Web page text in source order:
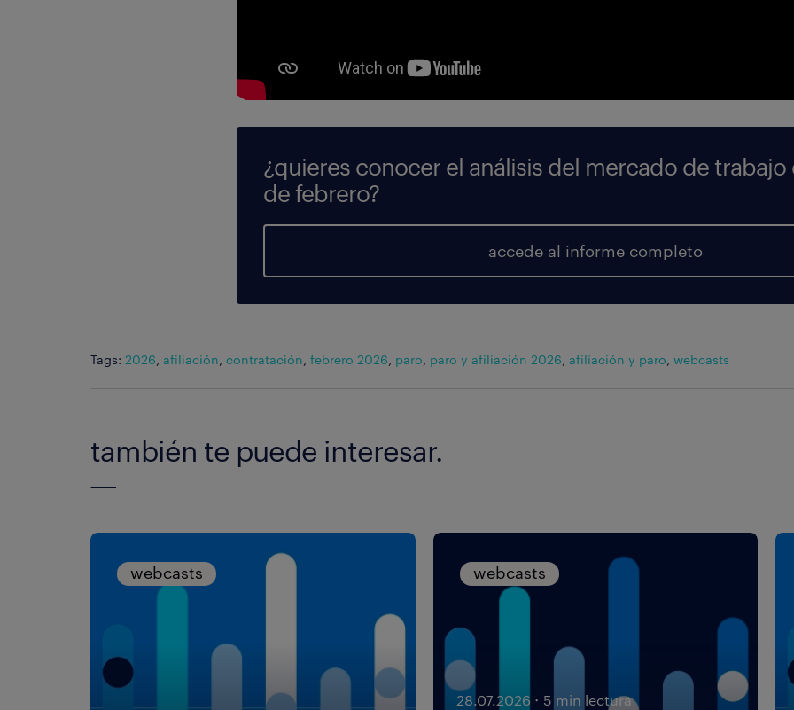
¿quieres conocer el análisis del mercado de trabajo
de febrero?
accede al informe completo
Tags: 2026 afiliación contratación febrero 2026 paro paro y afiliación 2026 afiliación y paro webcasts
también te puede interesar.
webcasts webcasts
28.07.2026 · 5 min lectura